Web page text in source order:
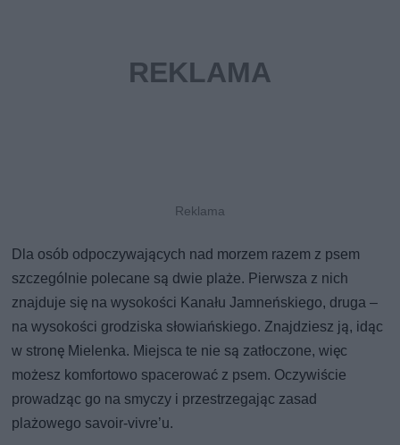
Dla osób odpoczywających nad morzem razem z psem
szczególnie polecane są dwie plaże. Pierwsza z nich
znajduje się na wysokości Kanału Jamneńskiego, druga –
na wysokości grodziska słowiańskiego. Znajdziesz ją, idąc
w stronę Mielenka. Miejsca te nie są zatłoczone, więc
możesz komfortowo spacerować z psem. Oczywiście
prowadząc go na smyczy i przestrzegając zasad
plażowego savoir-vivre’u.